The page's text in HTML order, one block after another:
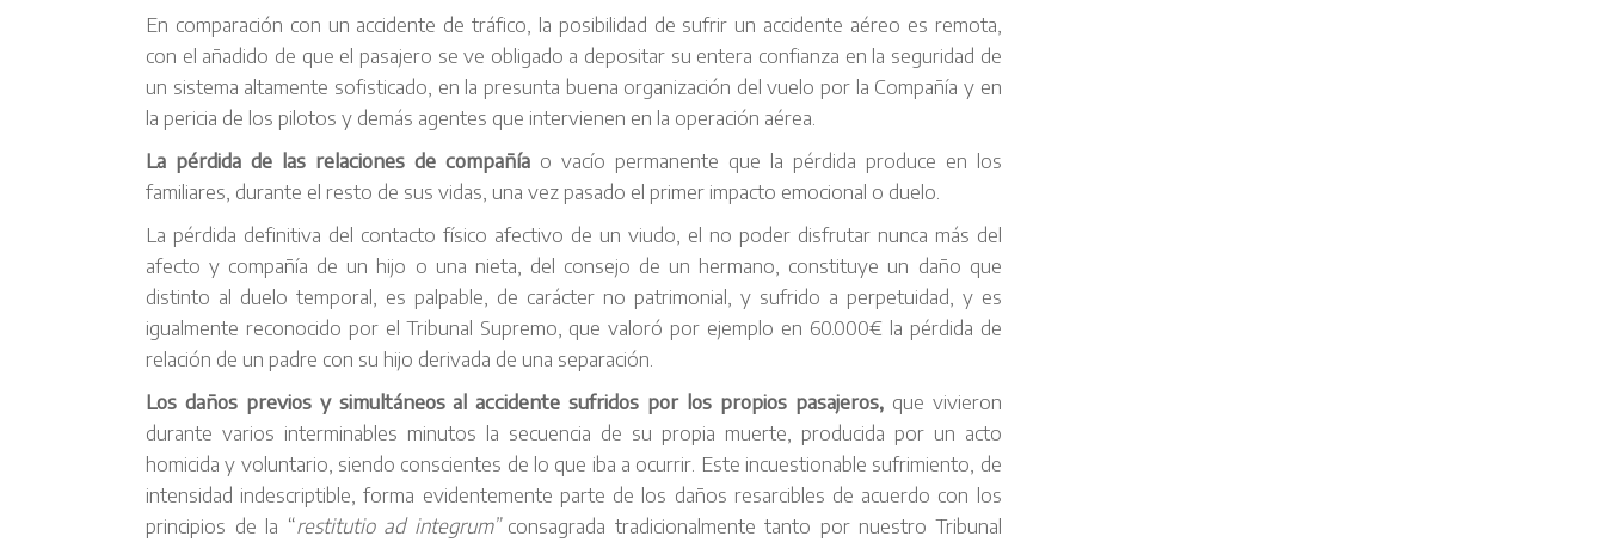
En comparación con un accidente de tráfico, la posibilidad de sufrir un accidente aéreo es remota,
con el añadido de que el pasajero se ve obligado a depositar su entera confianza en la seguridad de
un sistema altamente sofisticado, en la presunta buena organización del vuelo por la Compañía y en
la pericia de los pilotos y demás agentes que intervienen en la operación aérea.
La pérdida de las relaciones de compañíao vacío permanente que la pérdida produce en los
familiares, durante el resto de sus vidas, una vez pasado el primer impacto emocional o duelo.
La pérdida definitiva del contacto físico afectivo de un viudo, el no poder disfrutar nunca más del
afecto y compañía de un hijo o una nieta, del consejo de un hermano, constituye un daño que
distinto al duelo temporal, es palpable, de carácter no patrimonial, y sufrido a perpetuidad, y es
igualmente reconocido por el Tribunal Supremo, que valoró por ejemplo en 60.000€ la pérdida de
relación de un padre con su hijo derivada de una separación.
Los daños previos y simultáneos al accidente sufridos por los propios pasajeros, que vivieron
durante varios interminables minutos la secuencia de su propia muerte, producida por un acto
homicida y voluntario, siendo conscientes de lo que iba a ocurrir. Este incuestionable sufrimiento, de
intensidad indescriptible, forma evidentemente parte de los daños resarcibles de acuerdo con los
principios de la “restitutio ad integrum”consagrada tradicionalmente tanto por nuestro Tribunal